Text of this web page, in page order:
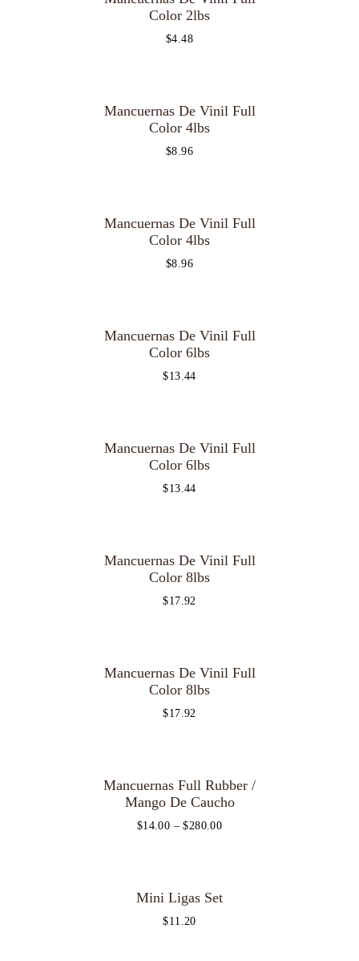
STOCK
Color 2lbs
$4.48
STOCK
Mancuernas De Vinil Full
Color 4lbs
$8.96
STOCK
Mancuernas De Vinil Full
Color 4lbs
$8.96
Mancuernas De Vinil Full
Color 6lbs
$13.44
STOCK
Mancuernas De Vinil Full
Color 6lbs
$13.44
Mancuernas De Vinil Full
Color 8lbs
$17.92
Mancuernas De Vinil Full
Color 8lbs
$17.92
Mancuernas Full Rubber /
Mango De Caucho
$14.00 –$280.00
Mini Ligas Set
$11.20